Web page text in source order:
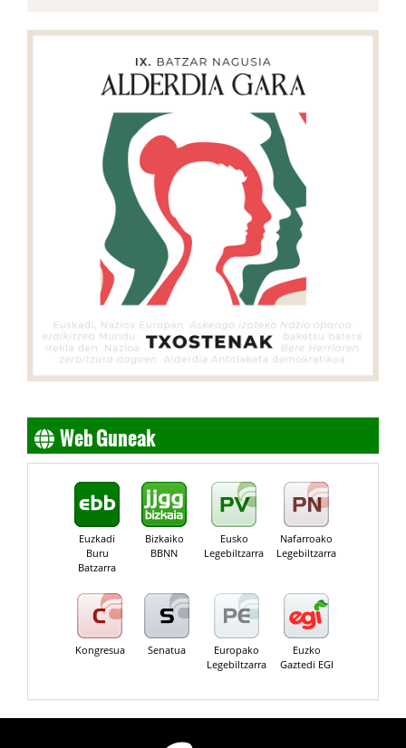
Web Guneak
Euzkadi
Buru
Batzarra
Bizkaiko
BBNN
Eusko
Legebiltzarra
Nafarroako
Legebiltzarra
Kongresua Senatua
Europako
Legebiltzarra
Euzko
Gaztedi EGI